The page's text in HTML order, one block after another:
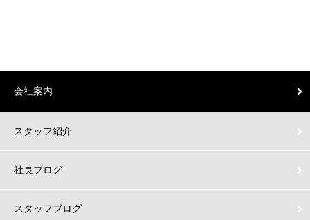
会社案内
スタッフ紹介
社長ブログ
スタッフブログ